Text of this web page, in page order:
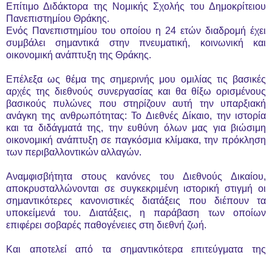
Επίτιμο Διδάκτορα της Νομικής Σχολής του Δημοκρίτειου
Πανεπιστημίου Θράκης.
Ενός Πανεπιστημίου του οποίου η 24 ετών διαδρομή έχει
συμβάλει σημαντικά στην πνευματική, κοινωνική και
οικονομική ανάπτυξη της Θράκης.
Επέλεξα ως θέμα της σημερινής μου ομιλίας τις βασικές
αρχές της διεθνούς συνεργασίας και θα θίξω ορισμένους
βασικούς πυλώνες που στηρίζουν αυτή την υπαρξιακή
ανάγκη της ανθρωπότητας: Το Διεθνές Δίκαιο, την ιστορία
και τα διδάγματά της, την ευθύνη όλων μας για βιώσιμη
οικονομική ανάπτυξη σε παγκόσμια κλίμακα, την πρόκληση
των περιβαλλοντικών αλλαγών.
Αναμφισβήτητα στους κανόνες του Διεθνούς Δικαίου,
αποκρυσταλλώνονται σε συγκεκριμένη ιστορική στιγμή οι
σημαντικότερες κανονιστικές διατάξεις που διέπουν τα
υποκείμενά του. Διατάξεις, η παράβαση των οποίων
επιφέρει σοβαρές παθογένειες στη διεθνή ζωή.
Και αποτελεί από τα σημαντικότερα επιτεύγματα της